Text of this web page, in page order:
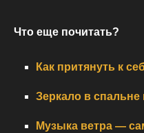
Что еще почитать?
Как притянуть к
Зеркало в
Музыка ветра —